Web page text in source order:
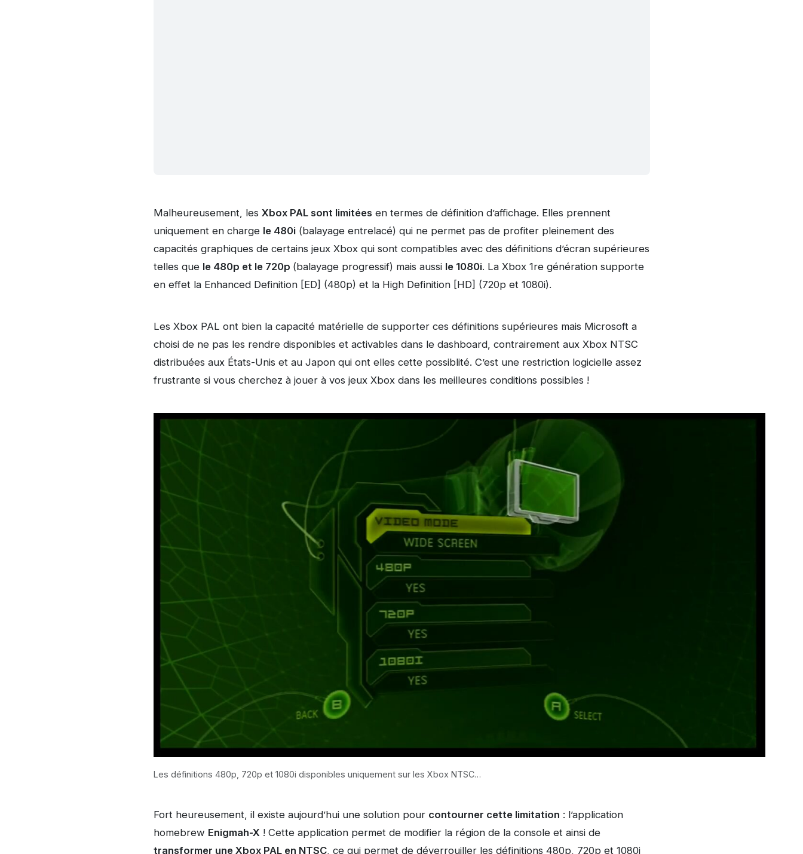
Malheureusement, les Xbox PAL sont limitéesen termes de définition d’affichage. Elles prennent
uniquement en charge le 480i(balayage entrelacé) qui ne permet pas de profiter pleinement des
capacités graphiques de certains jeux Xbox qui sont compatibles avec des définitions d’écran supérieures
telles que le 480p et le 720p (balayage progressif) mais aussi le 1080i. La Xbox 1re génération supporte
en effet la Enhanced Definition[ED] (480p) et la High Definition [HD] (720p et 1080i).
Les Xbox PAL ont bien la capacité matérielle de supporter ces définitions supérieures mais Microsoft a
choisi de ne pas les rendre disponibles et activables dans le dashboard, contrairement aux Xbox NTSC
distribuées aux États-Unis et au Japon qui ont elles cette possiblité. C’est une restriction logicielle assez
frustrante si vous cherchez à jouer à vos jeux Xbox dans les meilleures conditions possibles !
Les définitions 480p, 720p et 1080i disponibles uniquement sur les Xbox NTSC…
Fort heureusement, il existe aujourd’hui une solution pour contourner cette limitation : l’application
homebrew Enigmah-X ! Cette application permet de modifier la région de la console et ainsi de
transformer une Xbox PAL en NTSC, ce qui permet de déverrouiller les définitions 480p, 720p et 1080i